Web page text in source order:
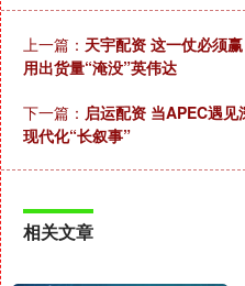
上一篇： 天宇配资 这一仗必须
用出货量“淹没”英伟达
下一篇： 启运配资 当APEC遇
现代化“长叙事”
相关文章